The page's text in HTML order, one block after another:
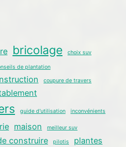
bricolage choix suv
de plantation
coupure de travers
guide d'utilisation inconvénients
maison meilleur suv
construire pilotis plantes